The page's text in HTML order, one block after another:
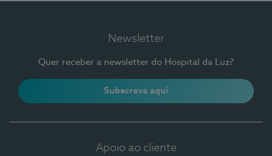
Newsletter
Quer receber a newsletter do Hospital da Luz?
Subscreva aqui
Apoio ao cliente